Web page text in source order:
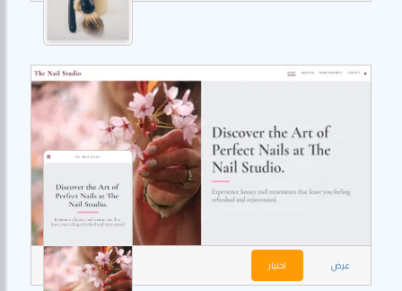
عرض اختيار